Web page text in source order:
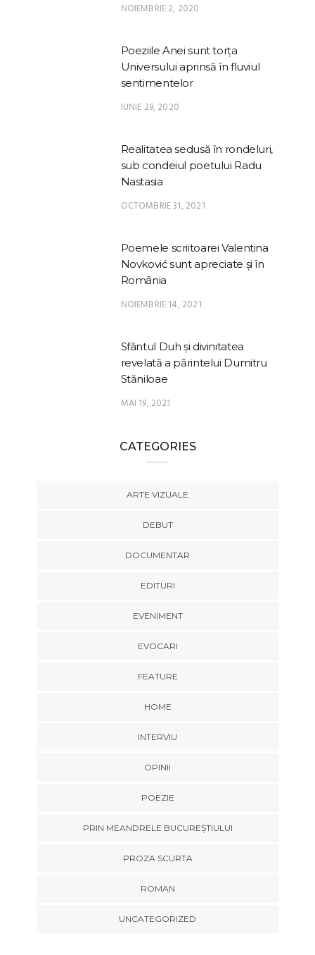
NOIEMBRIE 2, 2020
Poeziile Anei sunt torța
Universului aprinsă în fluviul
sentimentelor
IUNIE 29, 2020
Realitatea sedusă în rondeluri,
sub condeiul poetului Radu
Nastasia
OCTOMBRIE 31, 2021
Poemele scriitoarei Valentina
Novković sunt apreciate și în
România
NOIEMBRIE 14, 2021
Sfântul Duh și divinitatea
revelată a părintelui Dumitru
Stăniloae
MAI 19, 2021
CATEGORIES
ARTE VIZUALE
DEBUT
DOCUMENTAR
EDITURI
EVENIMENT
EVOCARI
FEATURE
HOME
INTERVIU
OPINII
POEZIE
PRIN MEANDRELE BUCUREȘTIULUI
PROZA SCURTA
ROMAN
UNCATEGORIZED